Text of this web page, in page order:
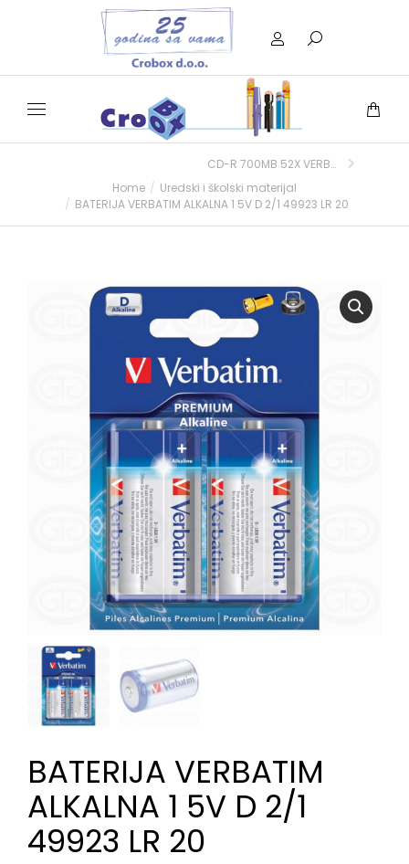
Home
Uredski i školski materijal
BATERIJA VERBATIM ALKALNA 1 5V D 2/1 49923 LR 20
CD-R 700MB 52X VERBATIM EXTRA PRO. SPINDLE 100/1
BATERIJA VERBATIM
ALKALNA 1 5V D 2/1
49923 LR 20